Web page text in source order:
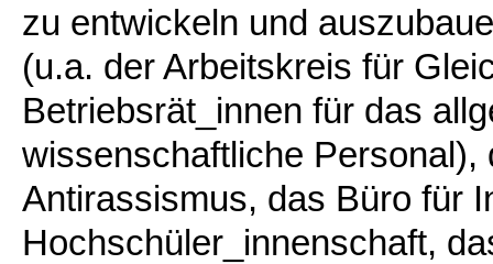
zu entwickeln und
(u.a. der Arbeitskreis für
Betriebsrät_innen für das
wissenschaftliche Personal),
Antirassismus, das Büro für
Hochschüler_innenschaft,